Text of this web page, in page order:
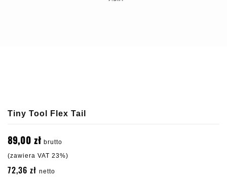
Tiny Tool Flex Tail
89,00 zł brutto
(zawiera VAT 23%)
72,36 zł netto